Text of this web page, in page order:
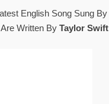
English Song Sung By
Written By Taylor Swift